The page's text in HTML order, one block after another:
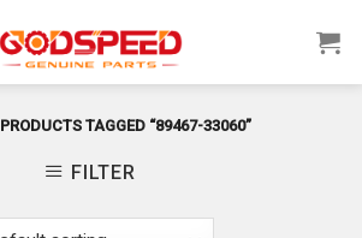
PRODUCTS TAGGED “89467-33060”
FILTER